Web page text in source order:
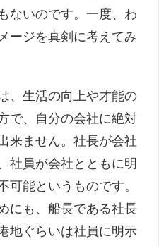
ないのです。一度、わ
ージを真剣に考えてみ
、生活の向上や才能の
で、自分の会社に絶対
来ません。社長が会社
社員が会社とともに明
可能というものです。
にも、船長である社長
地ぐらいは社員に明示